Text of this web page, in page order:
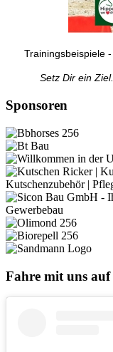
Trainingsbeispiele
Setz Dir ein
Sponsoren
Fahre mit uns